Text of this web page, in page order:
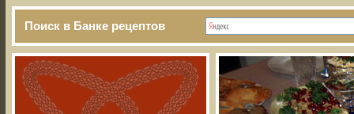
Поиск в Банке рецептов